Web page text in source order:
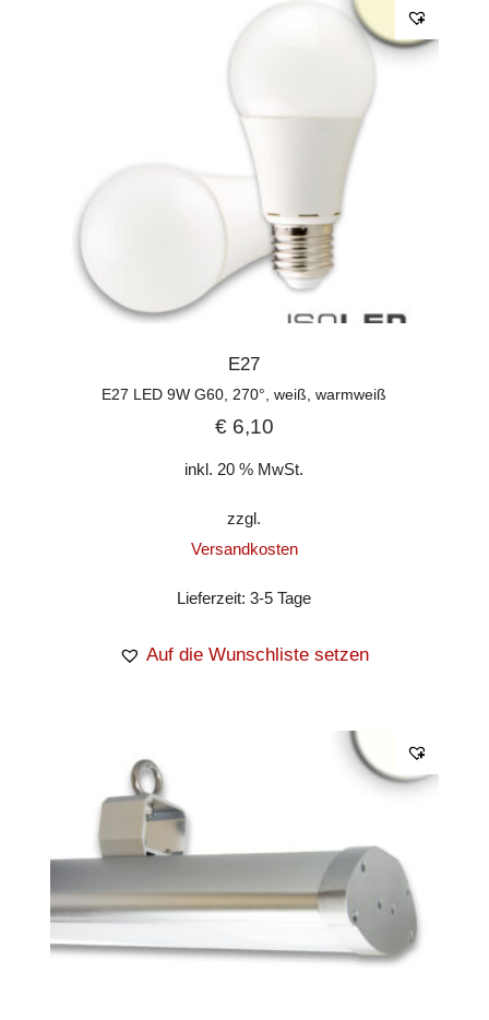
E27
E27 LED 9W G60, 270°, weiß, warmweiß
€6,10
inkl. 20 % MwSt.
zzgl.
Versandkosten
Lieferzeit:3-5 Tage
Auf die Wunschliste setzen